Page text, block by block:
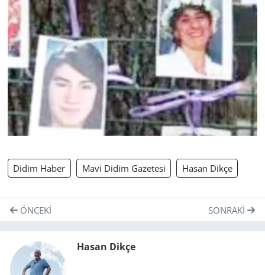
Didim Haber Mavi Didim Gazetesi Hasan Dikçe
ÖNCEKI SONRAKI
Hasan Dikçe